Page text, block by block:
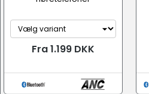
Fra 1.199 DKK